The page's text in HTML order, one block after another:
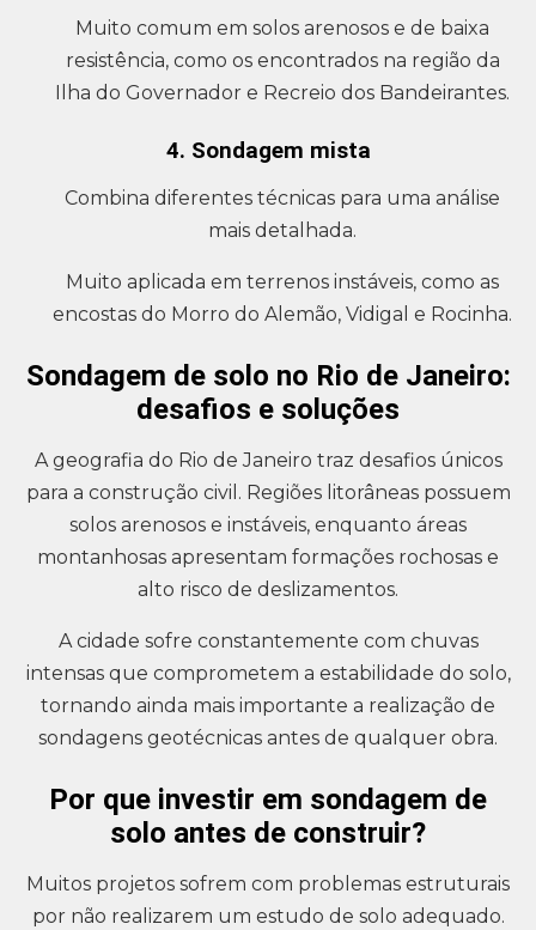
Muito comum em solos arenosos e de baixa
resistência, como os encontrados na região da
Ilha do Governador e Recreio dos Bandeirantes.
4. Sondagem mista
Combina diferentes técnicas para uma análise
mais detalhada.
Muito aplicada em terrenos instáveis, como as
encostas do Morro do Alemão, Vidigal e Rocinha.
Sondagem de solo no Rio de Janeiro:
desafios e soluções
A geografia do Rio de Janeiro traz desafios únicos
para a construção civil. Regiões litorâneas possuem
solos arenosos e instáveis, enquanto áreas
montanhosas apresentam formações rochosas e
alto risco de deslizamentos.
A cidade sofre constantemente com chuvas
intensas que comprometem a estabilidade do solo,
tornando ainda mais importante a realização de
sondagens geotécnicas antes de qualquer obra.
Por que investir em sondagem de
solo antes de construir?
Muitos projetos sofrem com problemas estruturais
por não realizarem um estudo de solo adequado.